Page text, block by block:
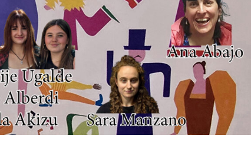
Arrosa sareko IX. topaketak!
2021/10/13
Arrosari buruzko erreportaia
2021/07/16